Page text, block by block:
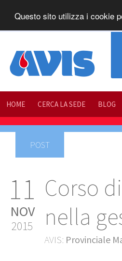
Questo sito utilizza i cookie
HOME CERCA LA SEDE BLOG
POST
11
NOV
2015
Corso
nella
AVIS: Provinciale